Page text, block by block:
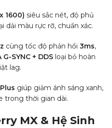
1600) siêu sắc nét, độ phủ
dải màu rực rỡ, chuẩn xác.
cùng tốc độ phản hồi 3ms,
G-SYNC + DDS loại bỏ hoàn
lag.
giúp giảm ánh sáng xanh,
trong thời gian dài.
MX & Hệ Sinh